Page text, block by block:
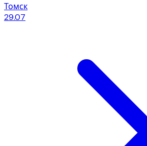
Томск
29.07